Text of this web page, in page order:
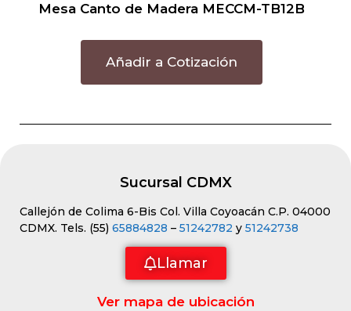
Mesa Canto de Madera MECCM-TB12B
Añadir a Cotización
Sucursal CDMX
Callejón de Colima 6-Bis Col. Villa Coyoacán C.P. 04000
CDMX. Tels. (55) 65884828 – 51242782 y 51242738
Llamar
Ver mapa de ubicación